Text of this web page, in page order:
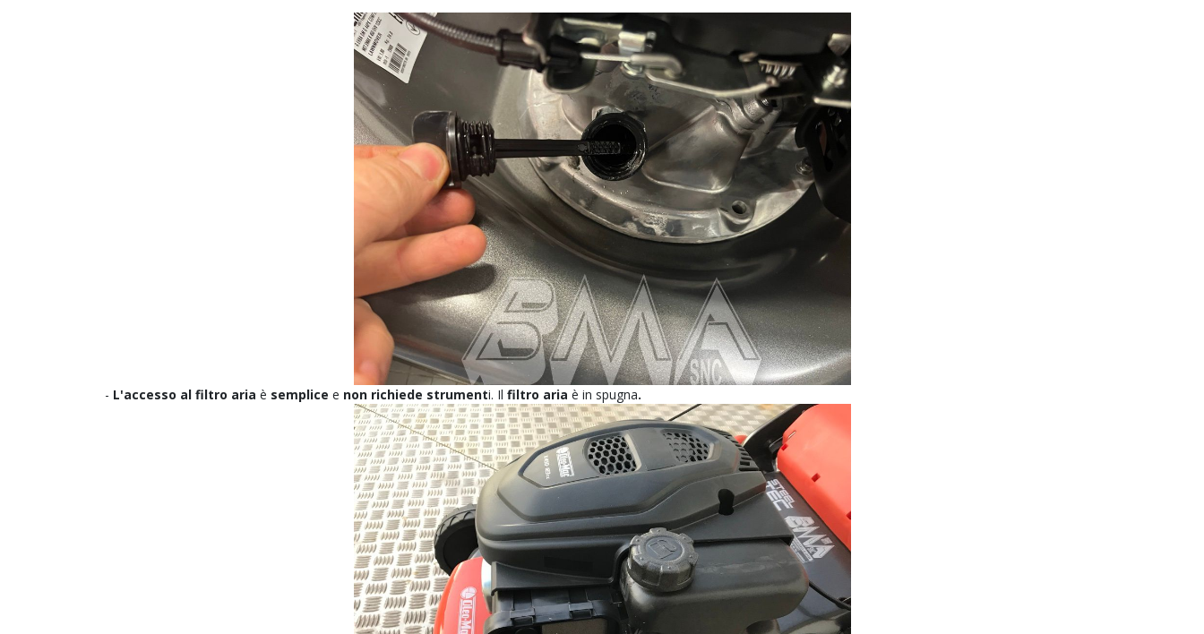
- L'accesso al filtro aria è semplice e non richiede strumenti. Il filtro aria è in spugna.